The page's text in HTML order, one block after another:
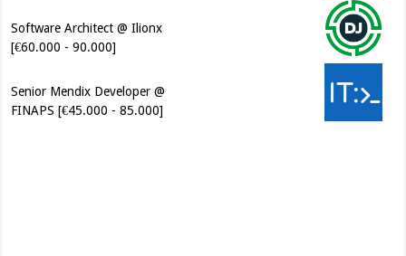
Software Architect @ Ilionx
[€60.000 - 90.000]
Senior Mendix Developer @
FINAPS [€45.000 - 85.000]